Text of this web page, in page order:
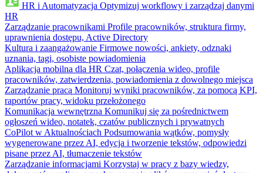
HR i Automatyzacja Optymizuj workflowy i zarządzaj danymi
HR
Zarządzanie pracownikami Profile pracowników, struktura firmy,
uprawnienia dostępu, Active Directory
Kultura i zaangażowanie Firmowe nowości, ankiety, odznaki
uznania, tagi, osobiste powiadomienia
Aplikacja mobilna dla HR Czat, połączenia wideo, profile
pracowników, zatwierdzenia, powiadomienia z dowolnego miejsca
Zarządzanie pracą Monitoruj wyniki pracowników, za pomocą KPI,
raportów pracy, widoku przełożonego
Komunikacja wewnętrzna Komunikuj się za pośrednictwem
ogłoszeń wideo, notatek, czatów publicznych i prywatnych
CoPilot w Aktualnościach Podsumowania wątków, pomysły
wygenerowane przez AI, edycja i tworzenie tekstów, odpowiedzi
pisane przez AI, tłumaczenie tekstów
Zarządzanie informacjami Korzystaj w pracy z bazy wiedzy,